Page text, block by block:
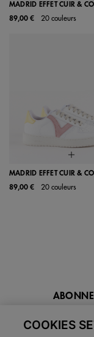
MADRID EFFET CUIR &
89,00 €
20 couleurs
MADRID EFFET CUIR &
89,00 €
20 couleurs
COOKIES